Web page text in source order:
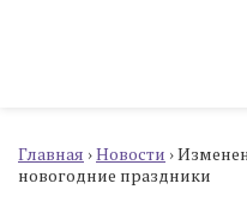
Главная ›Новости ›
новогодние праздники